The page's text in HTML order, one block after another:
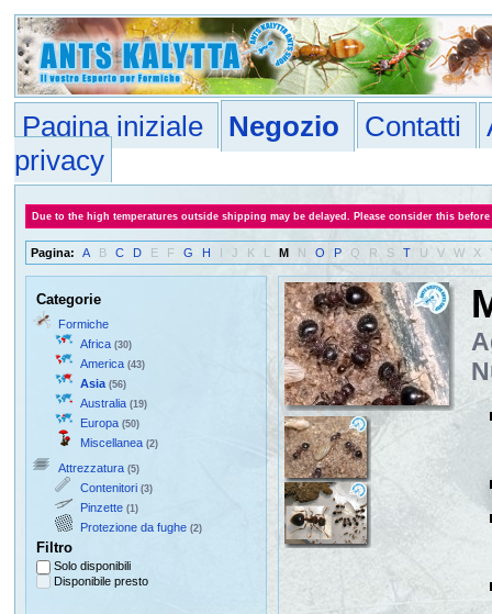
Pagina iniziale Negozio Contatti
privacy
Due to the high temperatures outside shipping may be delayed. Please consider this
Pagina: A B C D E F G H I J K L M N O P Q R S T U V W X
Categorie
Formiche
Africa (30)
America (43)
Asia (56)
Australia (19)
Europa (50)
Miscellanea (2)
Attrezzatura (5)
Contenitori (3)
Pinzette (1)
Protezione da fughe (2)
Filtro
Solo disponibili
Disponibile presto